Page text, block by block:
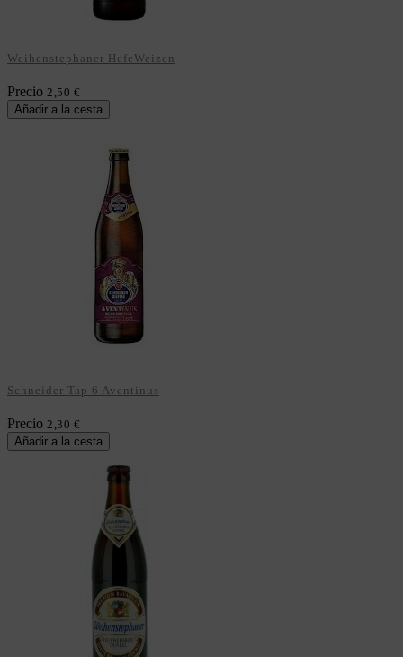
Weihenstephaner HefeWeizen
Precio 2,50 €
Añadir a la cesta
Schneider Tap 6 Aventinus
Precio 2,30 €
Añadir a la cesta